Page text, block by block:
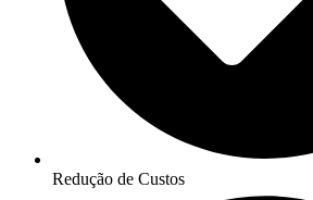
Redução de Custos